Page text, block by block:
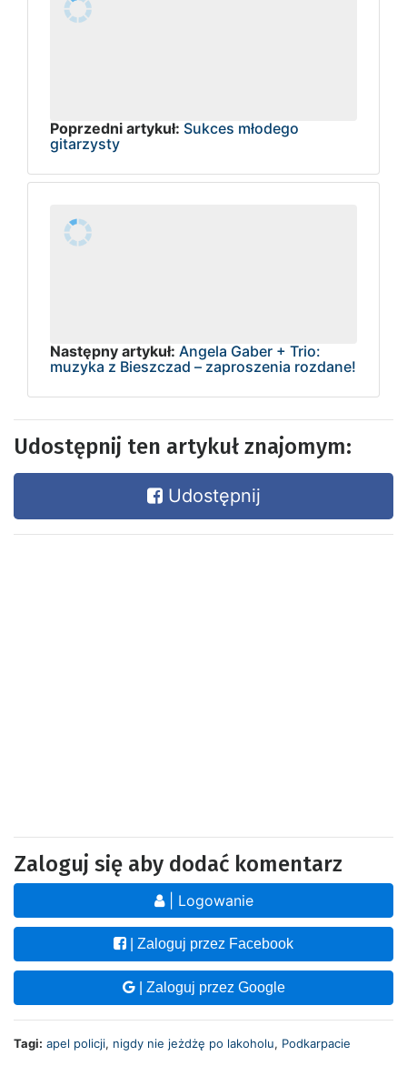
Poprzedni artykuł: Sukces młodego
gitarzysty
Następny artykuł: Angela Gaber + Trio:
muzyka z Bieszczad – zaproszenia rozdane!
Udostępnij ten artykuł znajomym:
Udostępnij
Zaloguj się aby dodać komentarz
| Logowanie
| Zaloguj przez Facebook
| Zaloguj przez Google
Tagi: apel policji, nigdy nie jeżdżę po lakoholu, Podkarpacie